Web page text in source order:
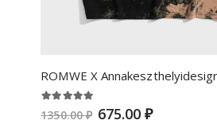
1350.00 ₽ 675.00 ₽